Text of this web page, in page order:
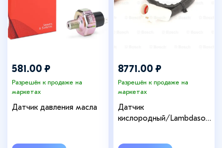
581.00 ₽
Разрешён к продаже на
маркетах
Датчик давления масла
8771.00 ₽
Разрешён к продаже на
маркетах
Датчик
кислородный/Lambdasond